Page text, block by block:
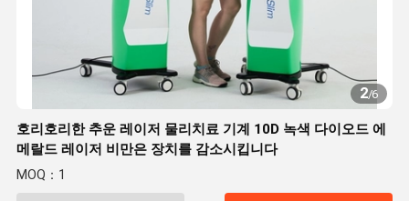
2/6
호리호리한 추운 레이저 물리치료 기계 10D 녹색 다이오드 에
메랄드 레이저 비만은 장치를 감소시킵니다
MOQ：1